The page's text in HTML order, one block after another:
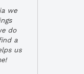
we
do
a
us